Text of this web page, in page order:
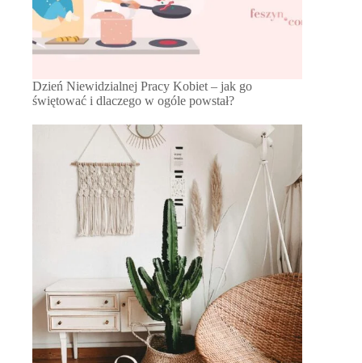
Dzień Niewidzialnej Pracy Kobiet – jak go
świętować i dlaczego w ogóle powstał?